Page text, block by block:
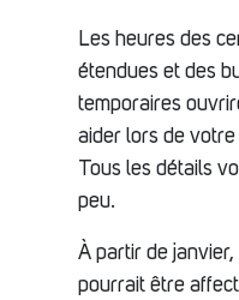
Les heures des
étendues et des
temporaires
aider lors de
Tous les détails
peu.
À partir de
pourrait être